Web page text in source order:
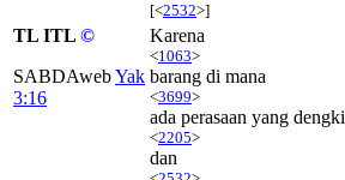
[<2532>]
TL ITL ©
SABDAwebYak
3:16
Karena
<1063>
barang di mana
<3699>
ada perasaan yang dengki
<2205>
dan